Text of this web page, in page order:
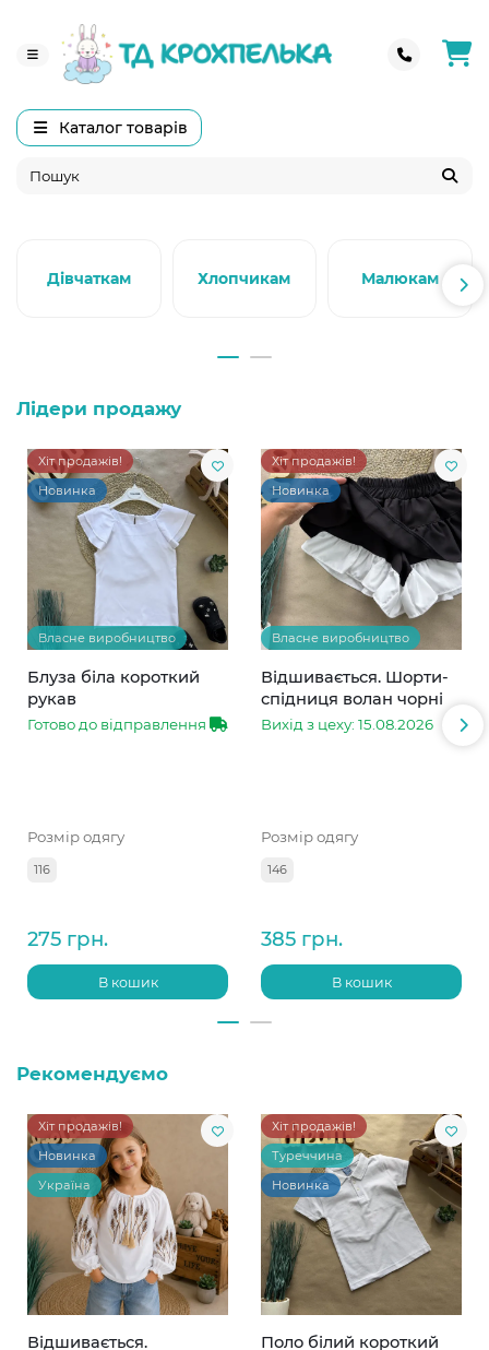
Каталог товарів
Дівчаткам Хлопчикам Малюкам
Лідери продажу
Хіт продажів!
Новинка
Власне виробництво
Блуза біла короткий
рукав
Готово до відправлення
Розмір одягу
116
275 грн.
В кошик
Хіт продажів!
Новинка
Власне виробництво
Відшивається. Шорти-
спідниця волан чорні
Вихід з цеху: 15.08.2026
Розмір одягу
146
385 грн.
В кошик
Рекомендуємо
Хіт продажів!
Новинка
Україна
Відшивається.
Хіт продажів!
Туреччина
Новинка
Поло білий короткий